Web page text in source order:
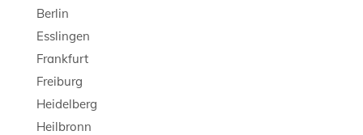
Berlin
Esslingen
Frankfurt
Freiburg
Heidelberg
Heilbronn